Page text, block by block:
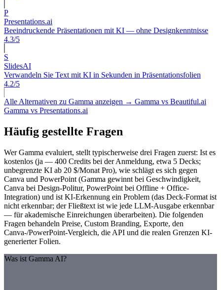
P
Presentations.ai
Beeindruckende Präsentationen mit KI — ohne Designkenntnisse
4.3/5
S
SlidesAI
Verwandeln Sie Text mit KI in Sekunden in Präsentationsfolien
4.2/5
Alle Alternativen zu Gamma anzeigen → Gamma vs Beautiful.ai
Gamma vs Presentations.ai
Häufig gestellte Fragen
Wer Gamma evaluiert, stellt typischerweise drei Fragen zuerst: Ist es
kostenlos (ja — 400 Credits bei der Anmeldung, etwa 5 Decks;
unbegrenzte KI ab 20 $/Monat Pro), wie schlägt es sich gegen
Canva und PowerPoint (Gamma gewinnt bei Geschwindigkeit,
Canva bei Design-Politur, PowerPoint bei Offline + Office-
Integration) und ist KI-Erkennung ein Problem (das Deck-Format ist
nicht erkennbar; der Fließtext ist wie jede LLM-Ausgabe erkennbar
— für akademische Einreichungen überarbeiten). Die folgenden
Fragen behandeln Preise, Custom Branding, Exporte, den
Canva-/PowerPoint-Vergleich, die API und die realen Grenzen KI-
generierter Folien.
Was ist Gamma AI?